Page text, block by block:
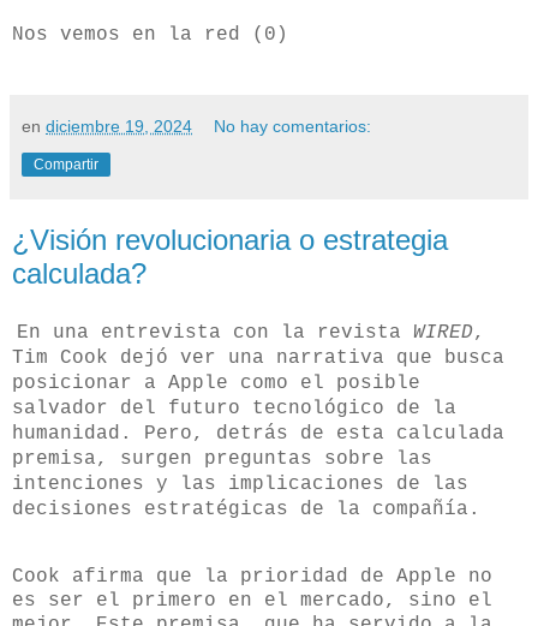
Nos vemos en la red (0)
en diciembre 19, 2024 No hay comentarios:
Compartir
¿Visión revolucionaria o estrategia
calculada?
En una entrevista con la revista WIRED,
Tim Cook dejó ver una narrativa que busca
posicionar a Apple como el posible
salvador del futuro tecnológico de la
humanidad. Pero, detrás de esta calculada
premisa, surgen preguntas sobre las
intenciones y las implicaciones de las
decisiones estratégicas de la compañía.
Cook afirma que la prioridad de Apple no
es ser el primero en el mercado, sino el